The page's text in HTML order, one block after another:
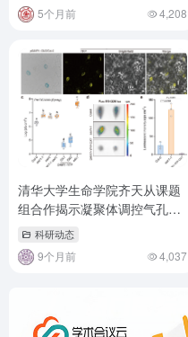
5个月前 4,208
清华大学​生命学院齐天从课题
组合作揭示凝聚体调控气孔免
疫的分子机制
科研动态
9个月前 4,037